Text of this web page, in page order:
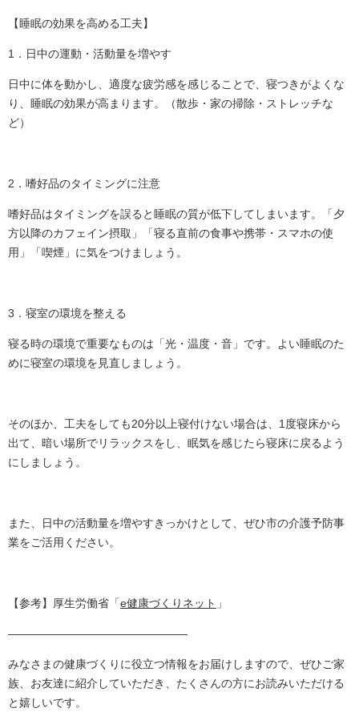
【睡眠の効果を高める工夫】
1．日中の運動・活動量を増やす
日中に体を動かし、適度な疲労感を感じることで、寝つきがよくな
り、睡眠の効果が高まります。（散歩・家の掃除・ストレッチな
ど）
2．嗜好品のタイミングに注意
嗜好品はタイミングを誤ると睡眠の質が低下してしまいます。「夕
方以降のカフェイン摂取」「寝る直前の食事や携帯・スマホの使
用」「喫煙」に気をつけましょう。
3．寝室の環境を整える
寝る時の環境で重要なものは「光・温度・音」です。よい睡眠のた
めに寝室の環境を見直しましょう。
そのほか、工夫をしても20分以上寝付けない場合は、1度寝床から
出て、暗い場所でリラックスをし、眠気を感じたら寝床に戻るよう
にしましょう。
また、日中の活動量を増やすきっかけとして、ぜひ市の介護予防事
業をご活用ください。
【参考】厚生労働省「e健康づくりネット 」
――――――――――――――――
みなさまの健康づくりに役立つ情報をお届けしますので、ぜひご家
族、お友達に紹介していただき、たくさんの方にお読みいただける
と嬉しいです。